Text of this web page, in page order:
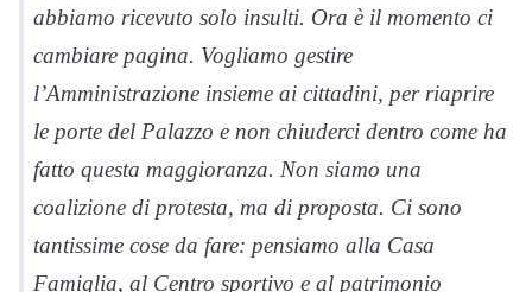
abbiamo ricevuto solo insulti. Ora è il momento ci
cambiare pagina. Vogliamo gestire
l’Amministrazione insieme ai cittadini, per riaprire
le porte del Palazzo e non chiuderci dentro come ha
fatto questa maggioranza. Non siamo una
coalizione di protesta, ma di proposta. Ci sono
tantissime cose da fare: pensiamo alla Casa
Famiglia, al Centro sportivo e al patrimonio